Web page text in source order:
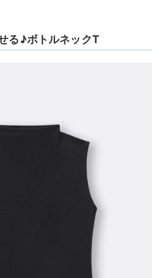
る♪ボトルネックT